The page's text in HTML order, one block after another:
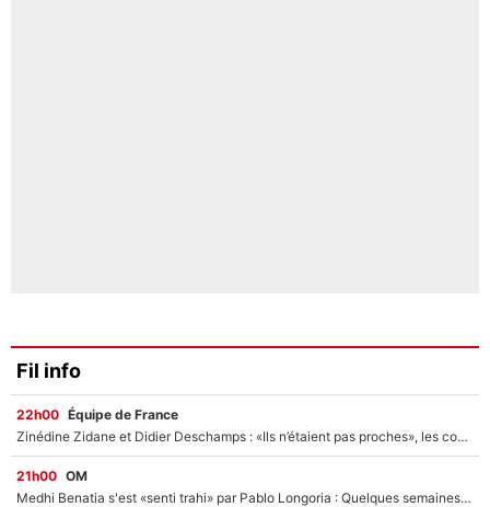
Fil info
22h00 Équipe de France
Zinédine Zidane et Didier Deschamps : «Ils n’étaient pas proches», les confidences d’un membre de l’équipe de France 1998 sur leur relation spéciale
21h00 OM
Medhi Benatia s'est «senti trahi» par Pablo Longoria : Quelques semaines après son départ, l'ancien directeur de football de l'OM règle ses comptes